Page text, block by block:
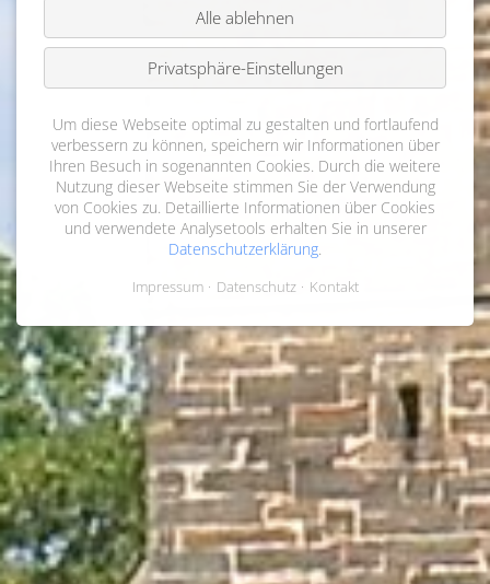
Alle ablehnen
Privatsphäre-Einstellungen
Um diese Webseite optimal zu gestalten und fortlaufend
verbessern zu können, speichern wir Informationen über
Ihren Besuch in sogenannten Cookies. Durch die weitere
Nutzung dieser Webseite stimmen Sie der Verwendung
von Cookies zu. Detaillierte Informationen über Cookies
und verwendete Analysetools erhalten Sie in unserer
Datenschutzerklärung.
Impressum Datenschutz Kontakt